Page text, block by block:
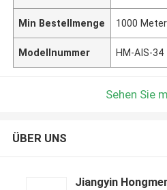
Min Bestellmenge 1000 Meter
Modellnummer HM-AIS-34
Sehen Sie
ÜBER UNS
Jiangyin